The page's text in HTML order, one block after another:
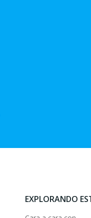
EXPLORANDO